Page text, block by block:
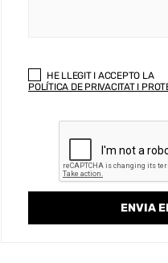
HE LLEGIT I ACCEPTO LA
POLÍTICA DE PRIVACITAT I